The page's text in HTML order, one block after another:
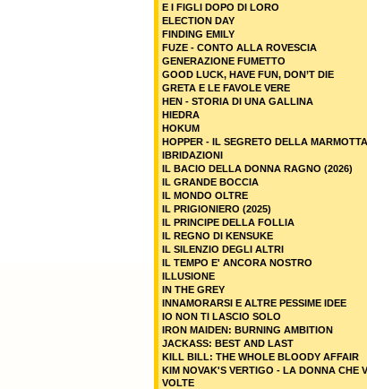
E I FIGLI DOPO DI LORO
ELECTION DAY
FINDING EMILY
FUZE - CONTO ALLA ROVESCIA
GENERAZIONE FUMETTO
GOOD LUCK, HAVE FUN, DON’T DIE
GRETA E LE FAVOLE VERE
HEN - STORIA DI UNA GALLINA
HIEDRA
HOKUM
HOPPER - IL SEGRETO DELLA MARMOTTA
IBRIDAZIONI
IL BACIO DELLA DONNA RAGNO (2026)
IL GRANDE BOCCIA
IL MONDO OLTRE
IL PRIGIONIERO (2025)
IL PRINCIPE DELLA FOLLIA
IL REGNO DI KENSUKE
IL SILENZIO DEGLI ALTRI
IL TEMPO E' ANCORA NOSTRO
ILLUSIONE
IN THE GREY
INNAMORARSI E ALTRE PESSIME IDEE
IO NON TI LASCIO SOLO
IRON MAIDEN: BURNING AMBITION
JACKASS: BEST AND LAST
KILL BILL: THE WHOLE BLOODY AFFAIR
KIM NOVAK'S VERTIGO - LA DONNA CHE
VOLTE